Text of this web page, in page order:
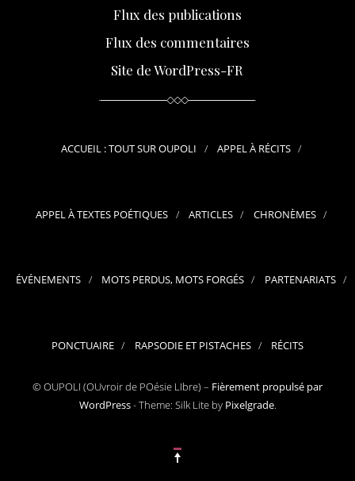
Flux des publications
Flux des commentaires
Site de WordPress-FR
ACCUEIL : TOUT SUR OUPOLI APPEL À RÉCITS
APPEL À TEXTES POÉTIQUES ARTICLES CHRONÈMES
ÉVÉNEMENTS MOTS PERDUS, MOTS FORGÉS PARTENARIATS
PONCTUAIRE RAPSODIE ET PISTACHES RÉCITS
© OUPOLI (OUvroir de POésie LIbre) – Fièrement propulsé par
WordPress-Theme: Silk Lite by Pixelgrade.